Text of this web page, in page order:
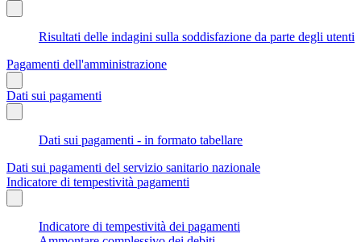
Risultati delle indagini sulla soddisfazione da parte degli utenti
Pagamenti dell'amministrazione
Dati sui pagamenti
Dati sui pagamenti - in formato tabellare
Dati sui pagamenti del servizio sanitario nazionale
Indicatore di tempestività pagamenti
Indicatore di tempestività dei pagamenti